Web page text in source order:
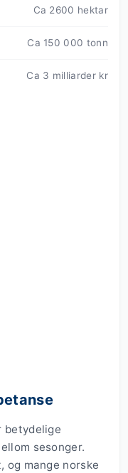
Ca 2600 hektar
Ca 150 000 tonn
Ca 3 milliarder kr
betydelige
sesonger.
og mange norske